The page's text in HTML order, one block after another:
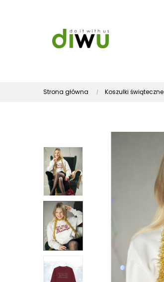
Strona główna Koszulki świąteczne